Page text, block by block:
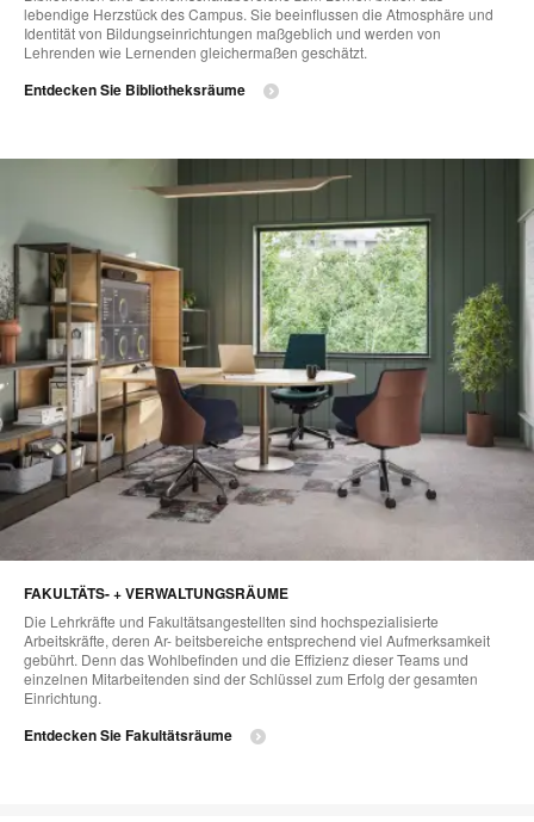
lebendige Herzstück des Campus. Sie beeinflussen die Atmosphäre und
Identität von Bildungseinrichtungen maßgeblich und werden von
Lehrenden wie Lernenden gleichermaßen geschätzt.
Entdecken Sie Bibliotheksräume
FAKULTÄTS- + VERWALTUNGSRÄUME
Die Lehrkräfte und Fakultätsangestellten sind hochspezialisierte
Arbeitskräfte, deren Ar- beitsbereiche entsprechend viel Aufmerksamkeit
gebührt. Denn das Wohlbefinden und die Effizienz dieser Teams und
einzelnen Mitarbeitenden sind der Schlüssel zum Erfolg der gesamten
Einrichtung.
Entdecken Sie Fakultätsräume